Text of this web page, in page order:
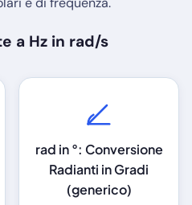
a Hz in rad/s
rad in °: Conversione
Radianti in Gradi
(generico)